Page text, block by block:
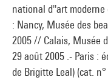
national d''art
: Nancy, Musée des
2005 // Calais, Musée
29 août 2005 .- Paris :
de Brigitte Leal) (cat.